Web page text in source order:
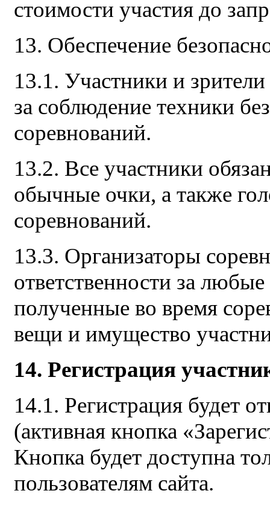
стоимости участия до
13. Обеспечение
13.1. Участники и
за соблюдение техники
соревнований.
13.2. Все участники
обычные очки, а также
соревнований.
13.3. Организаторы
ответственности за
полученные во время
вещи и имущество
14. Регистрация
14.1. Регистрация будет
(активная кнопка
Кнопка будет доступна
пользователям сайта.